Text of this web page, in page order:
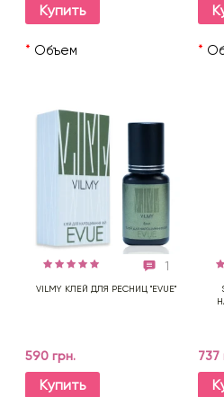
Купить
* Объем *
1
VILMY КЛЕЙ ДЛЯ РЕСНИЦ "EVUE"
590 грн.
Купить
737